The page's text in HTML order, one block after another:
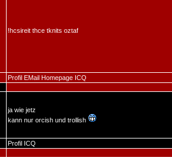
!hcsireit thce tknits oztaf
Profil EMail Homepage ICQ
ja wie jetz
kann nur orcish und trollish
Profil ICQ